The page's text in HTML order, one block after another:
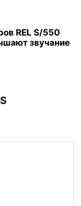
REL S/550
звучание